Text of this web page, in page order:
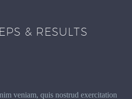
& RESULTS
veniam, quis nostrud exercitation